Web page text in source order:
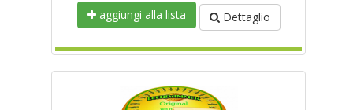
aggiungi alla lista Dettaglio